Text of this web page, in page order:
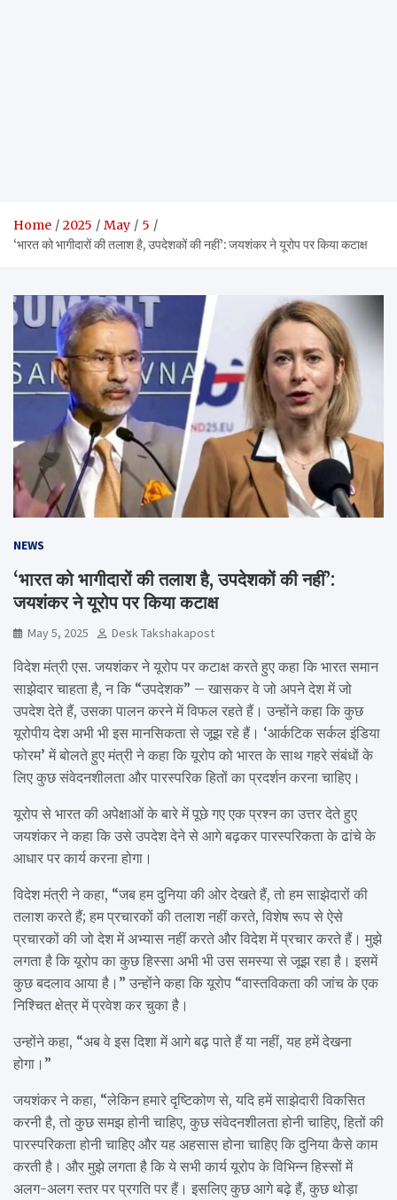
Home 2025 May
5
‘भारत को भागीदारों की तलाश है, उपदेशकों की नहीं’: जयशंकर ने यूरोप पर किया कटाक्ष
NEWS
‘भारत को भागीदारों की तलाश है, उपदेशकों की नहीं’:
जयशंकर ने यूरोप पर किया कटाक्ष
May 5, 2025 Desk Takshakapost
विदेश मंत्री एस. जयशंकर ने यूरोप पर कटाक्ष करते हुए कहा कि भारत समान
साझेदार चाहता है, न कि “उपदेशक” – खासकर वे जो अपने देश में जो
उपदेश देते हैं, उसका पालन करने में विफल रहते हैं। उन्होंने कहा कि कुछ
यूरोपीय देश अभी भी इस मानसिकता से जूझ रहे हैं। ‘आर्कटिक सर्कल इंडिया
फोरम’ में बोलते हुए मंत्री ने कहा कि यूरोप को भारत के साथ गहरे संबंधों के
लिए कुछ संवेदनशीलता और पारस्परिक हितों का प्रदर्शन करना चाहिए।
यूरोप से भारत की अपेक्षाओं के बारे में पूछे गए एक प्रश्न का उत्तर देते हुए
जयशंकर ने कहा कि उसे उपदेश देने से आगे बढ़कर पारस्परिकता के ढांचे के
आधार पर कार्य करना होगा।
विदेश मंत्री ने कहा, “जब हम दुनिया की ओर देखते हैं, तो हम साझेदारों की
तलाश करते हैं; हम प्रचारकों की तलाश नहीं करते, विशेष रूप से ऐसे
प्रचारकों की जो देश में अभ्यास नहीं करते और विदेश में प्रचार करते हैं। मुझे
लगता है कि यूरोप का कुछ हिस्सा अभी भी उस समस्या से जूझ रहा है। इसमें
कुछ बदलाव आया है।” उन्होंने कहा कि यूरोप “वास्तविकता की जांच के एक
निश्चित क्षेत्र में प्रवेश कर चुका है।
उन्होंने कहा, “अब वे इस दिशा में आगे बढ़ पाते हैं या नहीं, यह हमें देखना
होगा।”
जयशंकर ने कहा, “लेकिन हमारे दृष्टिकोण से, यदि हमें साझेदारी विकसित
करनी है, तो कुछ समझ होनी चाहिए, कुछ संवेदनशीलता होनी चाहिए, हितों की
पारस्परिकता होनी चाहिए और यह अहसास होना चाहिए कि दुनिया कैसे काम
करती है। और मुझे लगता है कि ये सभी कार्य यूरोप के विभिन्न हिस्सों में
अलग-अलग स्तर पर प्रगति पर हैं। इसलिए कुछ आगे बढ़े हैं, कुछ थोड़ा